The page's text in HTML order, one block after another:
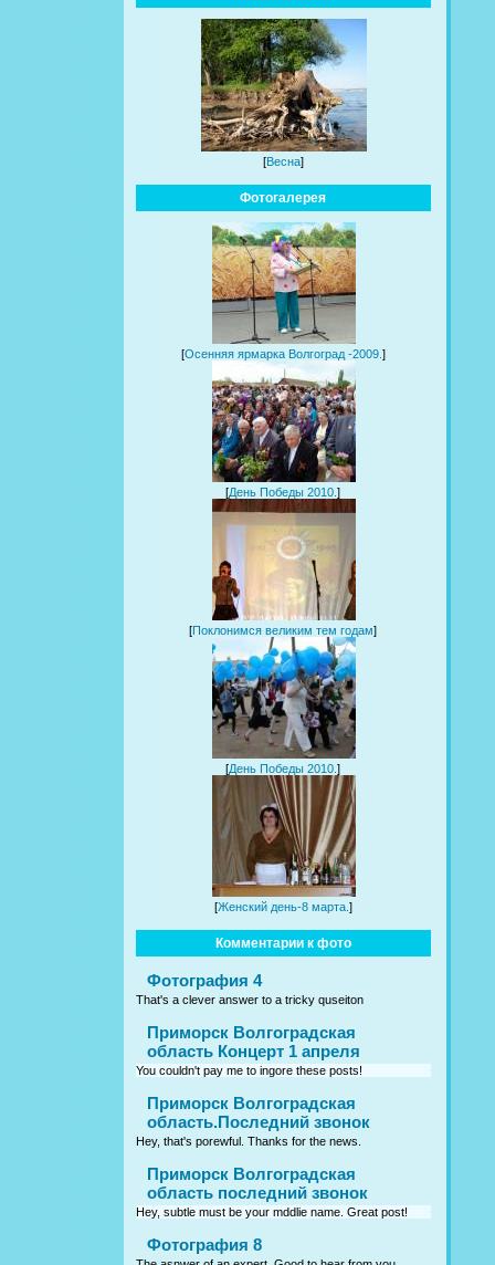
[Весна]
Фотогалерея
[Осенняя ярмарка Волгоград -2009. ]
[День Победы 2010.]
[Поклонимся великим тем годам]
[День Победы 2010.]
[Женский день-8 марта. ]
Комментарии к фото
Фотография 4
That's a clever answer to a tricky quseiton
Приморск Волгоградская
область Концерт 1 апреля
You couldn't pay me to ingore these posts!
Приморск Волгоградская
область.Последний звонок
Hey, that's porewful. Thanks for the news.
Приморск Волгоградская
область последний звонок
Hey, subtle must be your mddlie name. Great post!
Фотография 8